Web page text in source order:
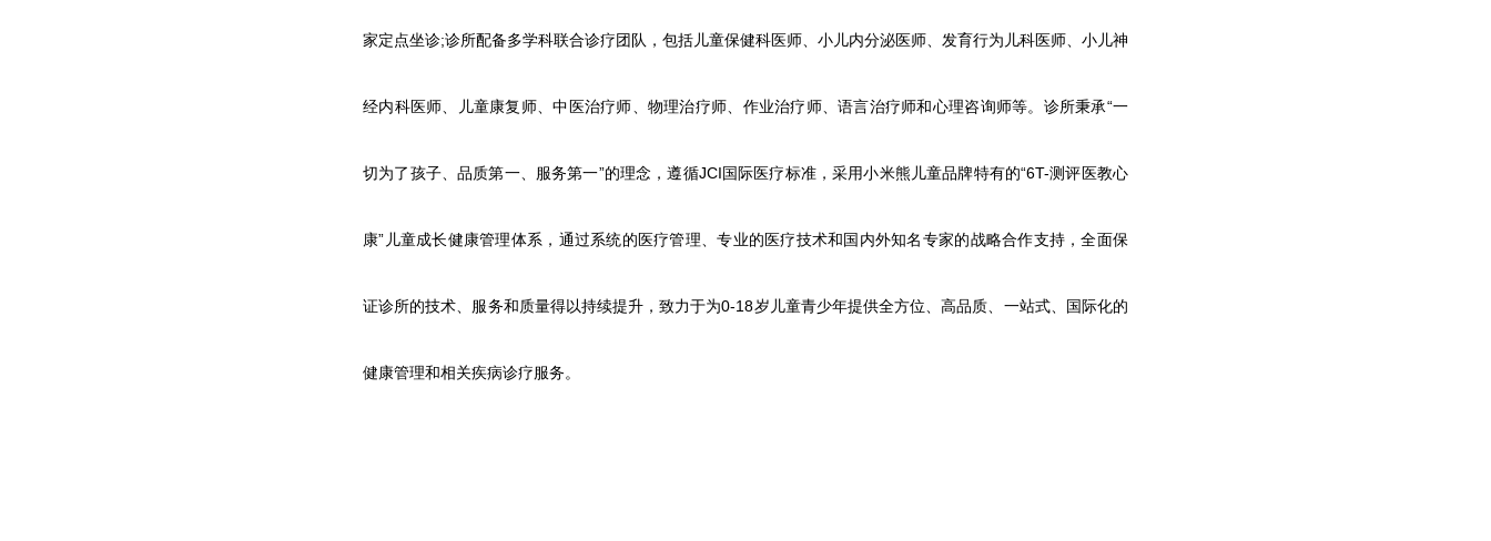
家定点坐诊;诊所配备多学科联合诊疗团队，包括儿童保健科医师、小儿内分泌医师、发育行为儿科医师、小儿神
经内科医师、儿童康复师、中医治疗师、物理治疗师、作业治疗师、语言治疗师和心理咨询师等。诊所秉承“一
切为了孩子、品质第一、服务第一”的理念，遵循JCI国际医疗标准，采用小米熊儿童品牌特有的“6T-测评医教心
康”儿童成长健康管理体系，通过系统的医疗管理、专业的医疗技术和国内外知名专家的战略合作支持，全面保
证诊所的技术、服务和质量得以持续提升，致力于为0-18岁儿童青少年提供全方位、高品质、一站式、国际化的
健康管理和相关疾病诊疗服务。